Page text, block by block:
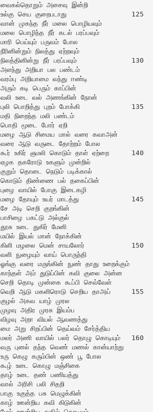
வைகல்தொறும் அசைவு இன்றி
உல்கு செய குறைபடாது		125
வான் முகந்த நீர் மலை பொழியவும்
மலை பொழிந்த நீர் கடல் பரப்பவும்
மாரி பெய்யும் பருவம் போல
நீரினின்றும் நிலத்து ஏற்றவும்
நிலத்தினின்று நீர் பரப்பவும்		130
அளந்து அறியா பல பண்டம்
வரம்பு அறியாமை வந்து ஈண்டி
அரும் கடி பெரும் காப்பின்
வலி உடை வல் அணங்கின் நோன்
புலி பொறித்து புறம் போக்கி		135
மதி நிறைந்த மலி பண்டம்
பொதி மூடை போர் ஏறி
மழை ஆடு சிமைய மால் வரை கவாஅன்
வரை ஆடு வருடை தோற்றம் போல
கூர் உகிர் ஞமலி கொடும் தாள் ஏற்றை	140
ஏழக தகரோடு உகளும் முன்றில்
குறும் தொடை நெடும் படிக்கால்
கொடும் திண்ணை பல் தகைப்பின்
புழை வாயில் போகு இடைகழி
மழை தோயும் உயர் மாடத்து		145
சே அடி செறி குறங்கின்
பாசிழை பகட்டு அல்குல்
தூசு உடை துகிர் மேனி
மயில் இயல் மான் நோக்கின்
கிளி மழலை மென் சாயலோர்		150
வளி நுழையும் வாய் பொருந்தி
ஓங்கு வரை மருங்கின் நுண் தாது உறைக்கும்
காந்தள் அம் துடுப்பின் கவி குலை அன்ன
செறி தொடி முன்கை கூப்பி செவ்வேள்
வெறி ஆடு மகளிரொடு செறிய தாஅய்	155
குழல் அகவ யாழ் முரல
முழவு அதிர முரசு இயம்ப
விழவு அறா வியல் ஆவணத்து
மை அறு சிறப்பின் தெய்வம் சேர்த்திய
மலர் அணி வாயில் பலர் தொழு கொடியும்	160
வரு புனல் தந்த வெண் மணல் கான்யாற்று
உரு கெழு கரும்பின் ஒண் பூ போல
கூழ் உடை கொழு மஞ்சிகை
தாழ் உடை தண் பணியத்து
வால் அரிசி பலி சிதறி			165
பாகு உகுத்த பசு மெழுக்கின்
காழ் ஊன்றிய கவி கிடுகின்